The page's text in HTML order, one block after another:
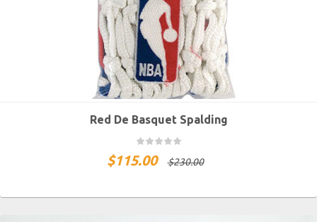
Red De Basquet Spalding
$230.00
$115.00